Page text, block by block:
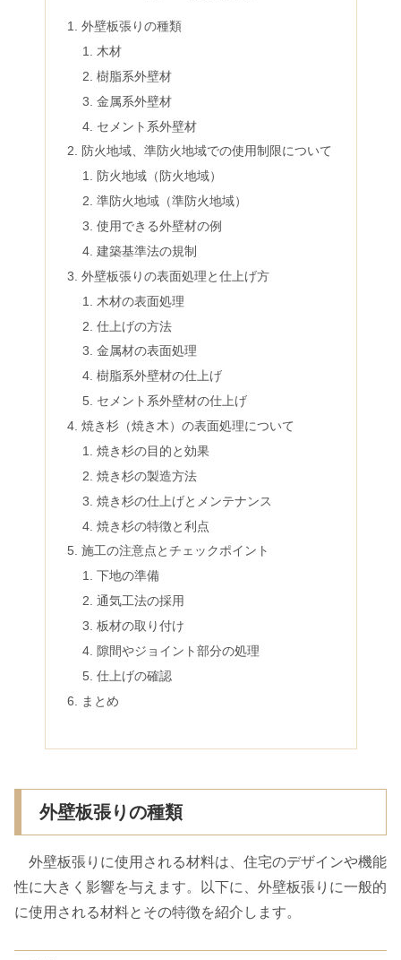
外壁板張りの種類
木材
樹脂系外壁材
金属系外壁材
セメント系外壁材
防火地域、準防火地域での使用制限について
防火地域（防火地域）
準防火地域（準防火地域）
使用できる外壁材の例
建築基準法の規制
外壁板張りの表面処理と仕上げ方
木材の表面処理
仕上げの方法
金属材の表面処理
樹脂系外壁材の仕上げ
セメント系外壁材の仕上げ
焼き杉（焼き木）の表面処理について
焼き杉の目的と効果
焼き杉の製造方法
焼き杉の仕上げとメンテナンス
焼き杉の特徴と利点
施工の注意点とチェックポイント
下地の準備
通気工法の採用
板材の取り付け
隙間やジョイント部分の処理
仕上げの確認
まとめ
外壁板張りの種類
外壁板張りに使用される材料は、住宅のデザインや機能
性に大きく影響を与えます。以下に、外壁板張りに一般的
に使用される材料とその特徴を紹介します。